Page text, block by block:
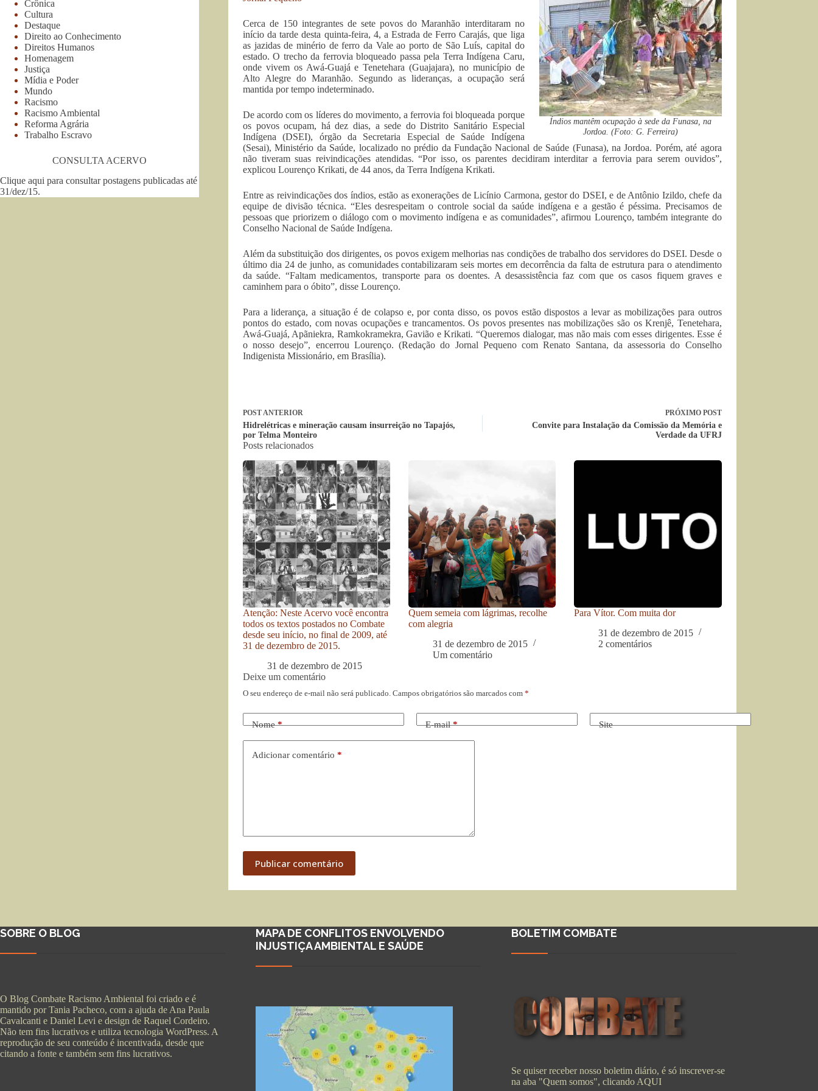
Índios mantêm ocupação à sede da Funasa, na
Jordoa. (Foto: G. Ferreira)
Cerca de 150 integrantes de sete povos do Maranhão interditaram no
início da tarde desta quinta-feira, 4, a Estrada de Ferro Carajás, que liga
as jazidas de minério de ferro da Vale ao porto de São Luís, capital do
estado. O trecho da ferrovia bloqueado passa pela Terra Indígena Caru,
onde vivem os Awá-Guajá e Tenetehara (Guajajara), no município de
Alto Alegre do Maranhão. Segundo as lideranças, a ocupação será
mantida por tempo indeterminado.
De acordo com os líderes do movimento, a ferrovia foi bloqueada porque
os povos ocupam, há dez dias, a sede do Distrito Sanitário Especial
Indígena (DSEI), órgão da Secretaria Especial de Saúde Indígena
(Sesai), Ministério da Saúde, localizado no prédio da Fundação Nacional de Saúde (Funasa), na Jordoa. Porém, até agora
não tiveram suas reivindicações atendidas. “Por isso, os parentes decidiram interditar a ferrovia para serem ouvidos”,
explicou Lourenço Krikati, de 44 anos, da Terra Indígena Krikati.
Entre as reivindicações dos índios, estão as exonerações de Licínio Carmona, gestor do DSEI, e de Antônio Izildo, chefe da
equipe de divisão técnica. “Eles desrespeitam o controle social da saúde indígena e a gestão é péssima. Precisamos de
pessoas que priorizem o diálogo com o movimento indígena e as comunidades”, afirmou Lourenço, também integrante do
Conselho Nacional de Saúde Indígena.
Além da substituição dos dirigentes, os povos exigem melhorias nas condições de trabalho dos servidores do DSEI. Desde o
último dia 24 de junho, as comunidades contabilizaram seis mortes em decorrência da falta de estrutura para o atendimento
da saúde. “Faltam medicamentos, transporte para os doentes. A desassistência faz com que os casos fiquem graves e
caminhem para o óbito”, disse Lourenço.
Para a liderança, a situação é de colapso e, por conta disso, os povos estão dispostos a levar as mobilizações para outros
pontos do estado, com novas ocupações e trancamentos. Os povos presentes nas mobilizações são os Krenjê, Tenetehara,
Awá-Guajá, Apãniekra, Ramkokramekra, Gavião e Krikati. “Queremos dialogar, mas não mais com esses dirigentes. Esse é
o nosso desejo”, encerrou Lourenço. (Redação do Jornal Pequeno com Renato Santana, da assessoria do Conselho
Indigenista Missionário, em Brasília).
POSTANTERIOR
Hidrelétricas e mineração causam insurreição no Tapajós,
por Telma Monteiro
PRÓXIMO POST
Convite para Instalação da Comissão da Memória e
Verdade da UFRJ
Posts relacionados
Atenção: Neste Acervo você encontra
todos os textos postados no Combate
desde seu início, no final de 2009, até
31 de dezembro de 2015.
31 de dezembro de 2015
Quem semeia com lágrimas, recolhe
com alegria
31 de dezembro de 2015
Um comentário
Para Vítor. Com muita dor
31 de dezembro de 2015
2 comentários
Deixe um comentário
O seu endereço de e-mail não será publicado. Campos obrigatórios são marcados com *
Nome* E-mail* Site
Adicionar comentário *
Publicar comentário
Crônica
Cultura
Destaque
Direito ao Conhecimento
Direitos Humanos
Homenagem
Justiça
Mídia e Poder
Mundo
Racismo
Racismo Ambiental
Reforma Agrária
Trabalho Escravo
CONSULTA ACERVO
Clique aqui para consultar postagens publicadas até
31/dez/15.
SOBRE O BLOG
O Blog Combate Racismo Ambiental foi criado e é
mantido por Tania Pacheco, com a ajuda de Ana Paula
Cavalcanti e Daniel Levi e design de Raquel Cordeiro.
Não tem fins lucrativos e utiliza tecnologia WordPress. A
reprodução de seu conteúdo é incentivada, desde que
citando a fonte e também sem fins lucrativos.
MAPA DE CONFLITOS ENVOLVENDO
INJUSTIÇA AMBIENTAL E SAÚDE
BOLETIM COMBATE
Se quiser receber nosso boletim diário, é só inscrever-se
na aba "Quem somos", clicando AQUI